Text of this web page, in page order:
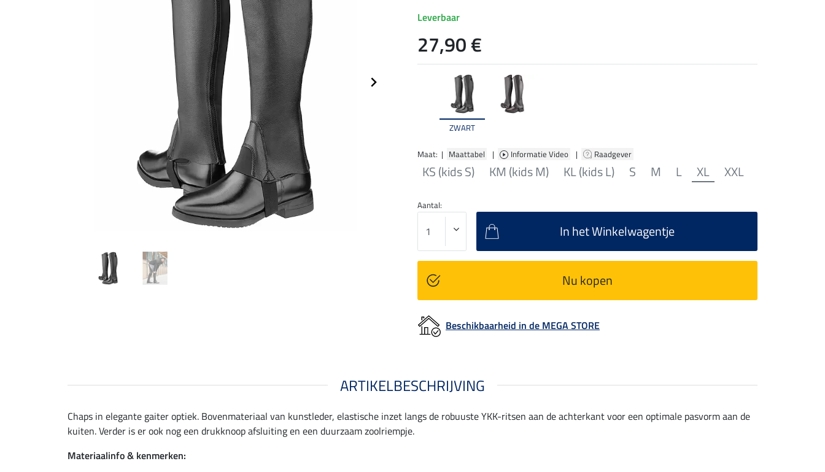
ZWART
Maat: | Maattabel | Informatie Video | Raadgever
KS (kids S) KM (kids M) KL (kids L) S M L XL XXL
Leverbaar
27,90 €
Aantal:
In het Winkelwagentje
Nu kopen
Beschikbaarheid in de MEGA STORE
ARTIKELBESCHRIJVING
Chaps in elegante gaiter optiek. Bovenmateriaal van kunstleder, elastische inzet langs de robuuste YKK-ritsen aan de achterkant voor een optimale pasvorm aan de
kuiten. Verder is er ook nog een drukknoop afsluiting en een duurzaam zoolriempje.
Materiaalinfo & kenmerken: